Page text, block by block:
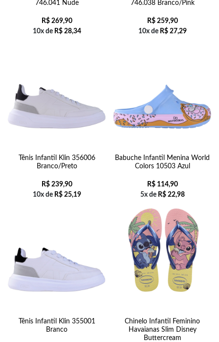
746.041 Nude
R$269,90
10x de R$28,34
746.038 Branco/Pink
R$259,90
10x de R$27,29
Tênis Infantil Klin 356006
Branco/Preto
R$239,90
10x de R$25,19
Babuche Infantil Menina World
Colors 10503 Azul
R$114,90
5x de R$22,98
Tênis Infantil Klin 355001
Branco
Chinelo Infantil Feminino
Havaianas Slim Disney
Buttercream